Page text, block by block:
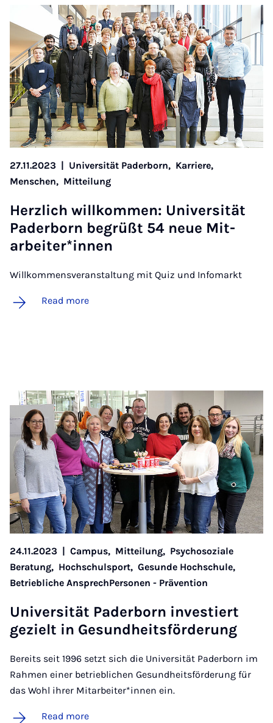
27.11.2023 | Universität Paderborn, Karriere,
Menschen, Mitteilung
Herz­lich willkom­men: Uni­versität
Pader­born be­grüßt 54 neue Mit­
arbeit­er­*innen
Willkommensveranstaltung mit Quiz und Infomarkt
Read more
24.11.2023 Campus, Mitteilung, Psychosoziale
Beratung, Hochschulsport, Gesunde Hochschule,
Betriebliche AnsprechPersonen - Prävention
Uni­versität Pader­born in­vest­iert
gez­ielt in Ge­sund­heits­för­der­ung
Bereits seit 1996 setzt sich die Universität Paderborn im
Rahmen einer betrieblichen Gesundheitsförderung für
das Wohl ihrer Mitarbeiter*innen ein.
Read more